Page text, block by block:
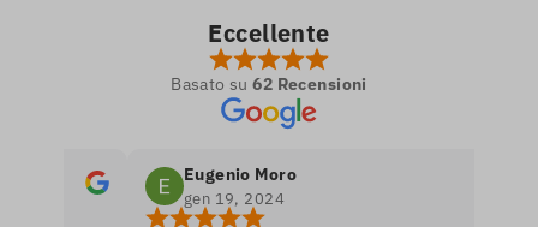
Eccellente
Basato su 62 Recensioni
Eugenio Moro
gen 19, 2024